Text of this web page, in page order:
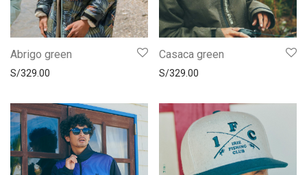
Abrigo green
S/329.00
Casaca green
S/329.00